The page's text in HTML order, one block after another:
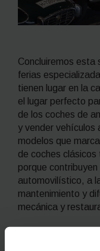
Concluiremos esta
ferias
tienen lugar en la
el lugar perfecto
de los coches de
y vender vehículos
modelos que
de coches clásicos
porque
automovilístico, a
mantenimiento y
mecánica y